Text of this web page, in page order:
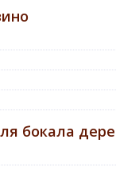
бокала